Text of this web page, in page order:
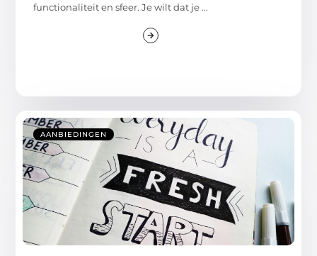
functionaliteit en sfeer. Je wilt dat je ...
AANBIEDINGEN